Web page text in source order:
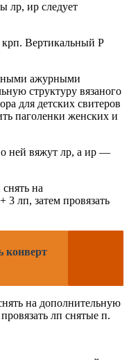
лр, ир следует
Вертикальный Р
ажурными
структуру вязаного
для детских свитеров
паголенки женских и
ней вяжут лр, а ир —
на
лп, затем провязать
конверт
на дополнительную
лп снятые п.